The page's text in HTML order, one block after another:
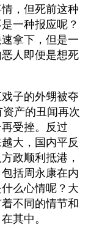
，但死前这种
一种报应呢？
拿下，但是一
人即便是想死
子的外甥被夺
产的丑闻再次
受挫。反过
大，国内平反
政顺利抵港，
括周永康在内
么心情呢？大
不同的情节和